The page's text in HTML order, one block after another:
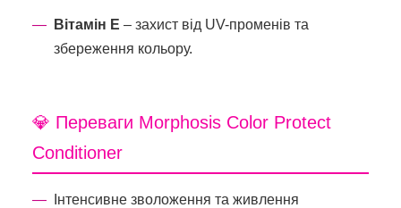
Вітамін Е – захист від UV-променів та
збереження кольору.
💎 Переваги Morphosis Color Protect
Conditioner
Інтенсивне зволоження та живлення